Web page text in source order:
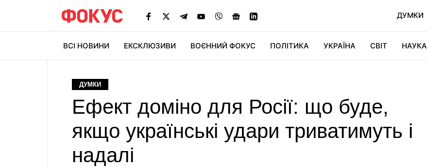
ДУМКИ
ВСІ НОВИНИ ЕКСКЛЮЗИВИ ВОЄННИЙ ФОКУС ПОЛІТИКА УКРАЇНА СВІТ НАУКА
ДУМКИ
Ефект доміно для Росії: що буде,
якщо українські удари триватимуть і
надалі